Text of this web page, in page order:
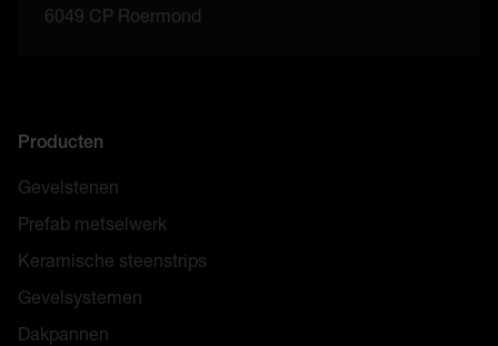
6049 CP Roermond
Producten
Gevelstenen
Prefab metselwerk
Keramische steenstrips
Gevelsystemen
Dakpannen